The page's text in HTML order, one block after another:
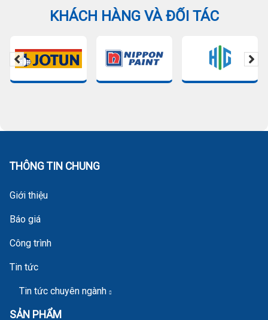
KHÁCH HÀNG VÀ ĐỐI TÁC
THÔNG TIN CHUNG
Giới thiệu
Báo giá
Công trình
Tin tức
Tin tức chuyên ngành
SẢN PHẨM